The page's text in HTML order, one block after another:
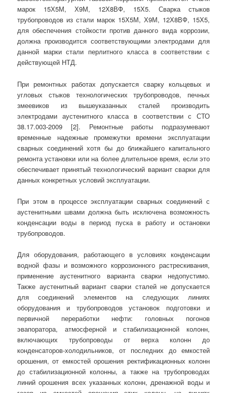
марок 15Х5М, Х9М, 12Х8ВФ, 15Х5. Сварка стыков
трубопроводов из стали марок 15Х5М, Х9М, 12Х8ВФ, 15Х5,
для обеспечения стойкости против данного вида коррозии,
должна производится соответствующими электродами для
данной марки стали перлитного класса в соответствии с
действующей НТД.
При ремонтных работах допускается сварку кольцевых и
угловых стыков технологических трубопроводов, печных
змеевиков из вышеуказанных сталей производить
электродами аустенитного класса в соответствии с СТО
38.17.003-2009 [2]. Ремонтные работы подразумевают
временные надежные промежутки времени эксплуатации
сварных соединений хотя бы до ближайшего капитального
ремонта установки или на более длительное время, если это
обеспечивает принятый технологический вариант сварки для
данных конкретных условий эксплуатации.
При этом в процессе эксплуатации сварных соединений с
аустенитными швами должна быть исключена возможность
конденсации воды в период пуска в работу и остановки
трубопроводов.
Для оборудования, работающего в условиях конденсации
водной фазы и возможного коррозионного растрескивания,
применение аустенитного варианта сварки недопустимо.
Также аустенитный вариант сварки сталей не допускается
для соединений элементов на следующих линиях
оборудования и трубопроводов установок подготовки и
первичной переработки нефти: головных погонов
эвапоратора, атмосферной и стабилизационной колонн,
включающих трубопроводы от верха колонн до
конденсаторов-холодильников, от последних до емкостей
орошения, от емкостей орошения ректификационных колонн
до стабилизационной колонны, а также на трубопроводах
линий орошения всех указанных колонн, дренажной воды и